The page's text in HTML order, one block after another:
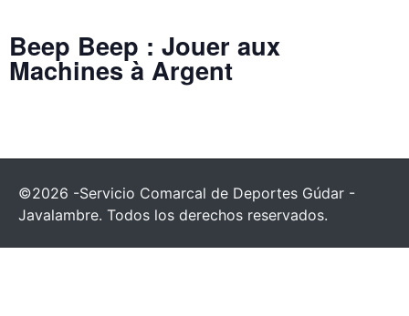
Beep Beep : Jouer aux
Machines à Argent
©2026 -Servicio Comarcal de Deportes Gúdar -
Javalambre. Todos los derechos reservados.